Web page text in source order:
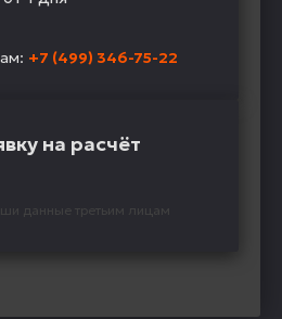
+7 (499) 346-75-22
на расчёт
данные третьим лицам